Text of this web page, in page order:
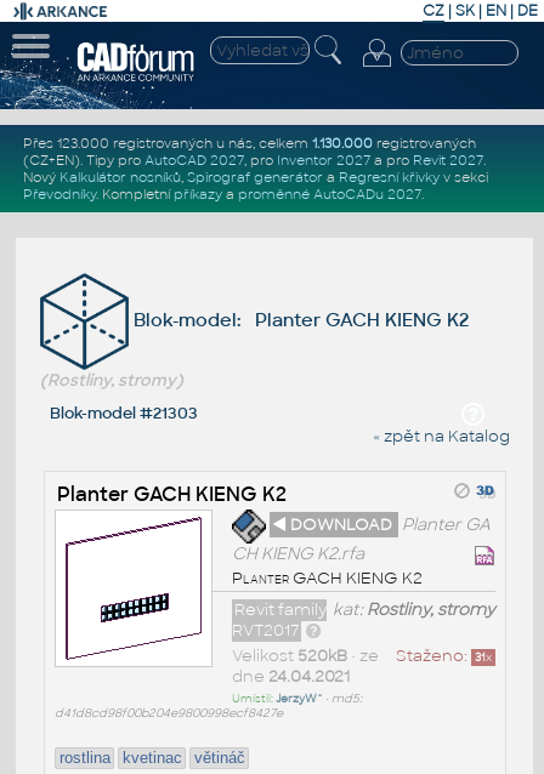
CZ | SK| EN | DE
Přes 123.000 registrovaných u nás, celkem 1.130.000registrovaných
(CZ+EN). Tipy pro AutoCAD 2027, pro Inventor 2027a pro Revit 2027.
Nový Kalkulátor nosníků, Spirograf generátor a Regresní křivkyv sekci
Převodníky. Kompletní příkazya proměnné AutoCADu 2027.
Blok-model: Planter GACH KIENG K2
(Rostliny, stromy)
Blok-model #21303
« zpět na Katalog
Planter GACH KIENG K2
◄ DOWNLOAD Planter GA
CH KIENG K2.rfa
Planter GACH KIENG K2
kat:Rostliny, stromy
Revit family
RVT2017
Staženo: 31x
Velikost 520kB• ze
dne 24.04.2021
Umístil:JerzyW^ • md5:
d41d8cd98f00b204e9800998ecf8427e
rostlina kvetinac větináč